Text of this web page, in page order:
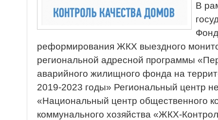
В
реформирования ЖКХ выездного
региональной адресной программы
аварийного жилищного фонда на
2019-2023 годы» Региональный центр
«Национальный центр общественного
коммунального хозяйства «ЖКХ-